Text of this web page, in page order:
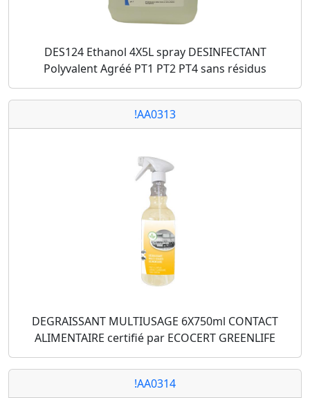
DES124 Ethanol 4X5L spray DESINFECTANT
Polyvalent Agréé PT1 PT2 PT4 sans résidus
!AA0313
DEGRAISSANT MULTIUSAGE 6X750ml CONTACT
ALIMENTAIRE certifié par ECOCERT GREENLIFE
!AA0314